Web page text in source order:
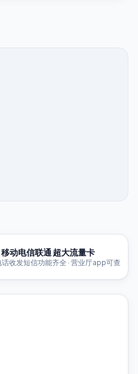
动电信联通 超大流量卡
收发短信功能齐全 · 营业厅app可查